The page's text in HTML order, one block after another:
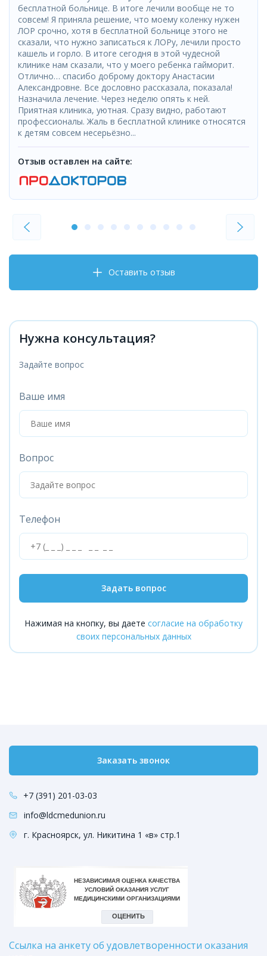
бесплатной больнице. В итоге лечили вообще не то
совсем! Я приняла решение, что моему коленку нужен
ЛОР срочно, хотя в бесплатной больнице этого не
сказали, что нужно записаться к ЛОРу, лечили просто
кашель и горло. В итоге сегодня в этой чудесной
клинике нам сказали, что у моего ребенка гайморит.
Отлично… спасибо доброму доктору Анастасии
Александровне. Все дословно рассказала, показала!
Назначила лечение. Через неделю опять к ней.
Приятная клиника, уютная. Сразу видно, работают
профессионалы. Жаль в бесплатной клинике относятся
к детям совсем несерьёзно...
Отзыв оставлен на сайте:
Оставить отзыв
Нужна консультация?
Задайте вопрос
Ваше имя
Вопрос
Телефон
Задать вопрос
Нажимая на кнопку, вы даете согласие на обработку
своих персональных данных
Заказать звонок
+7 (391) 201-03-03
info@ldcmedunion.ru
г. Красноярск, ул. Никитина 1 «в» стр.1
Ссылка на анкету об удовлетворенности оказания